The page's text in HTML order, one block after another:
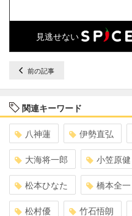
見逃せない
前の記事
関連キーワード
八神蓮 伊勢直弘
大海将一郎 小笠原健
松本ひなた 橋本全一
松村優 竹石悟朗